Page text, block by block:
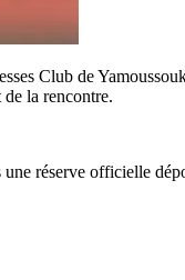
Club de
la rencontre.
réserve officielle